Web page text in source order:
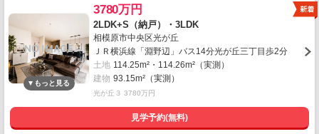
3780万円
2LDK+S（納戸）・3LDK
相模原市中央区光が丘
ＪＲ横浜線「淵野辺」バス14分光が丘三丁目歩2分
土地 114.25m²・114.26m²（実測）
建物 93.15m²（実測）
光が丘３ 3780万円
見学予約(無料)